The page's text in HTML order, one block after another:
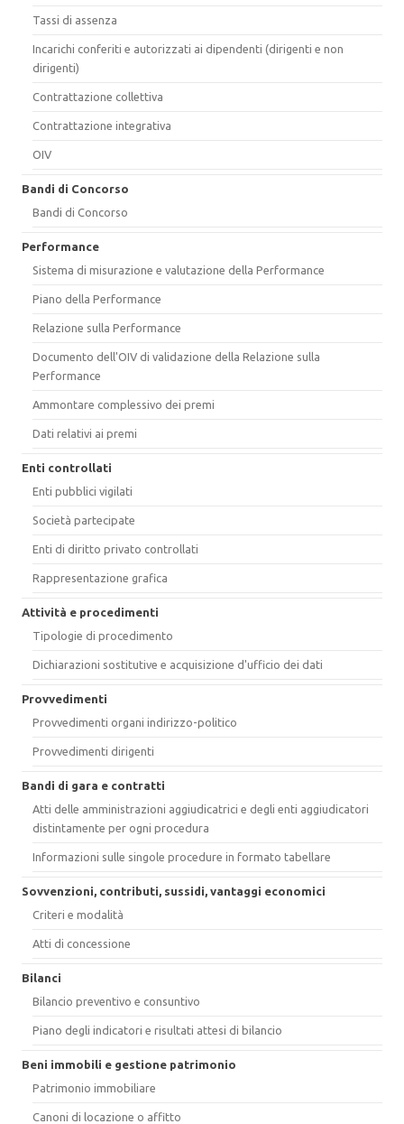
Tassi di assenza
Incarichi conferiti e autorizzati ai dipendenti (dirigenti e non
dirigenti)
Contrattazione collettiva
Contrattazione integrativa
OIV
Bandi di Concorso
Bandi di Concorso
Performance
Sistema di misurazione e valutazione della Performance
Piano della Performance
Relazione sulla Performance
Documento dell'OIV di validazione della Relazione sulla
Performance
Ammontare complessivo dei premi
Dati relativi ai premi
Enti controllati
Enti pubblici vigilati
Società partecipate
Enti di diritto privato controllati
Rappresentazione grafica
Attività e procedimenti
Tipologie di procedimento
Dichiarazioni sostitutive e acquisizione d'ufficio dei dati
Provvedimenti
Provvedimenti organi indirizzo-politico
Provvedimenti dirigenti
Bandi di gara e contratti
Atti delle amministrazioni aggiudicatrici e degli enti aggiudicatori
distintamente per ogni procedura
Informazioni sulle singole procedure in formato tabellare
Sovvenzioni, contributi, sussidi, vantaggi economici
Criteri e modalità
Atti di concessione
Bilanci
Bilancio preventivo e consuntivo
Piano degli indicatori e risultati attesi di bilancio
Beni immobili e gestione patrimonio
Patrimonio immobiliare
Canoni di locazione o affitto